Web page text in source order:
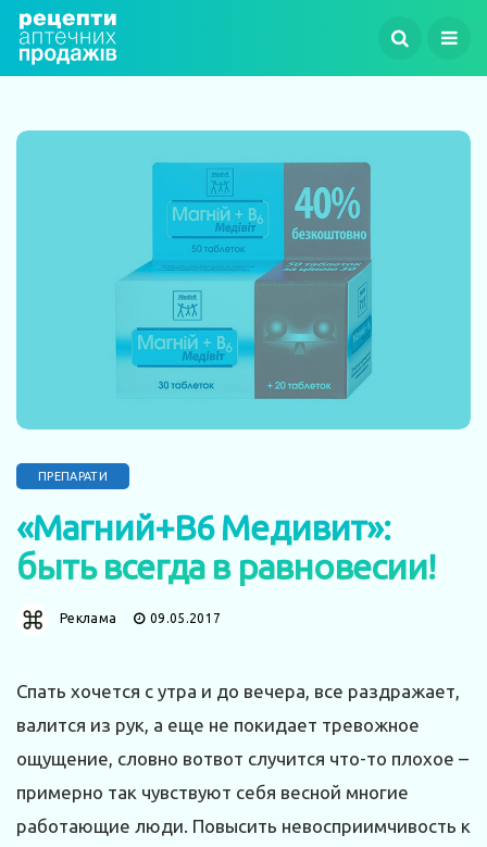
ПРЕПАРАТИ
«Магний+В6 Медивит»:
быть всегда в равновесии!
Реклама 09.05.2017
Спать хочется с утра и до вечера, все раздражает,
валится из рук, а еще не покидает тревожное
ощущение, словно вотвот случится что-то плохое –
примерно так чувствуют себя весной многие
работающие люди. Повысить невосприимчивость к